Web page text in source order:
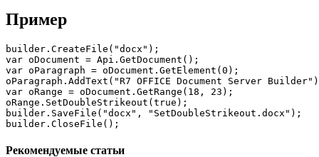
Пример
builder.CreateFile("docx");
var oDocument = Api.GetDocument();
var oParagraph = oDocument.GetElement(0);
oParagraph.AddText("R7 OFFICE Document Server
var oRange = oDocument.GetRange(18, 23);
oRange.SetDoubleStrikeout(true);
builder.SaveFile("docx", "SetDoubleStrikeout.docx");
builder.CloseFile();
Рекомендуемые статьи